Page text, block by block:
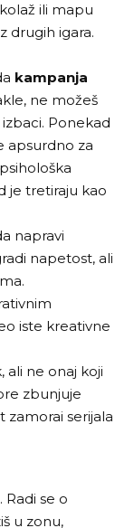
ili mapu
drugih igara.
kampanja
ne možeš
Ponekad
apsurdno za
je tretiraju kao
napravi
napetost, ali
iste kreativne
ali ne onaj koji
zbunjuje
zamorai serijala
. Radi se o
u zonu,